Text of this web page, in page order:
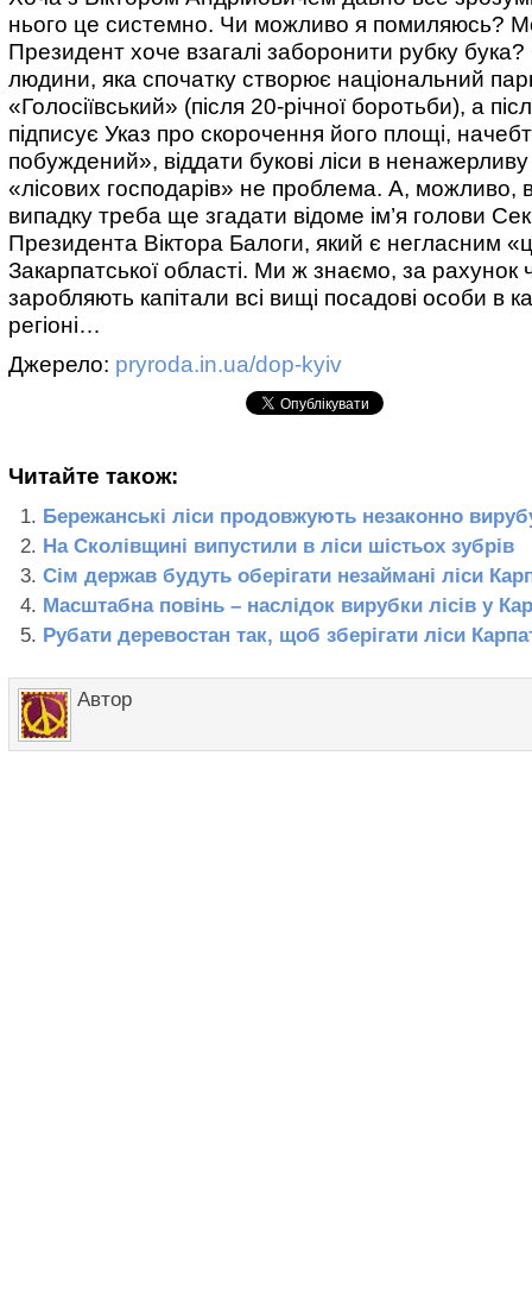
нього це системно. Чи можливо я помиляюсь?
Президент хоче взагалі заборонити рубку
людини, яка спочатку створює національний
«Голосіївський» (після 20-річної боротьби), а
підписує Указ про скорочення його площі,
побуждений», віддати букові ліси в
«лісових господарів» не проблема. А, можливо,
випадку треба ще згадати відоме ім’я голови
Президента Віктора Балоги, який є негласним
Закарпатської області. Ми ж знаємо, за рахунок
заробляють капітали всі вищі посадові особи в
регіоні…
Джерело: pryroda.in.ua/dop-kyiv
Читайте також:
Бережанські ліси продовжують незаконно
На Сколівщині випустили в ліси шістьох зубрів
Сім держав будуть оберігати незаймані ліси
Масштабна повінь – наслідок вирубки лісів у
Рубати деревостан так, щоб зберігати ліси
Автор